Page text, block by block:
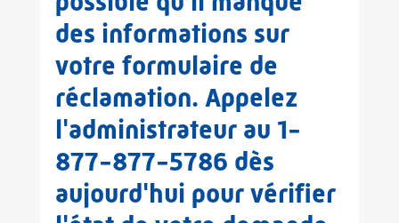
des informations sur
votre formulaire de
réclamation. Appelez
l'administrateur au 1-
877-877-5786 dès
aujourd'hui pour vérifier